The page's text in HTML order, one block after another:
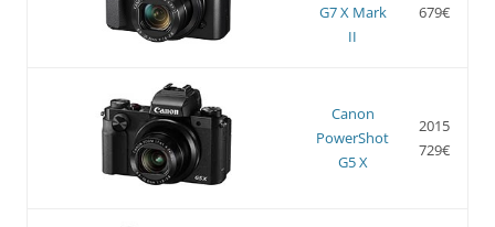
G7 X Mark
II
679€
Canon
PowerShot
G5 X
2015
729€